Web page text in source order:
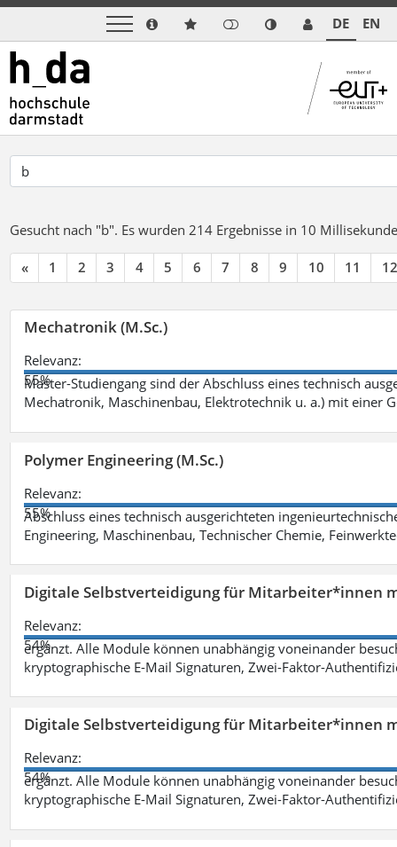
DE EN
Gesucht nach "b". Es wurden 214 Ergebnisse in 10
« 1 2 3 4 5 6 7 8 9 10 11 12
Mechatronik (M.Sc.)
Relevanz:
55%
Master-Studiengang sind der Abschluss eines technisch
Mechatronik, Maschinenbau, Elektrotechnik u. a.) mit einer
Polymer Engineering (M.Sc.)
Relevanz:
55%
Abschluss eines technisch ausgerichteten
Engineering, Maschinenbau, Technischer Chemie,
Digitale Selbstverteidigung für Mitarbeiter*innen
Relevanz:
54%
ergänzt. Alle Module können unabhängig voneinander
kryptographische E-Mail Signaturen, Zwei-Faktor-
Digitale Selbstverteidigung für Mitarbeiter*innen
Relevanz:
54%
ergänzt. Alle Module können unabhängig voneinander
kryptographische E-Mail Signaturen, Zwei-Faktor-